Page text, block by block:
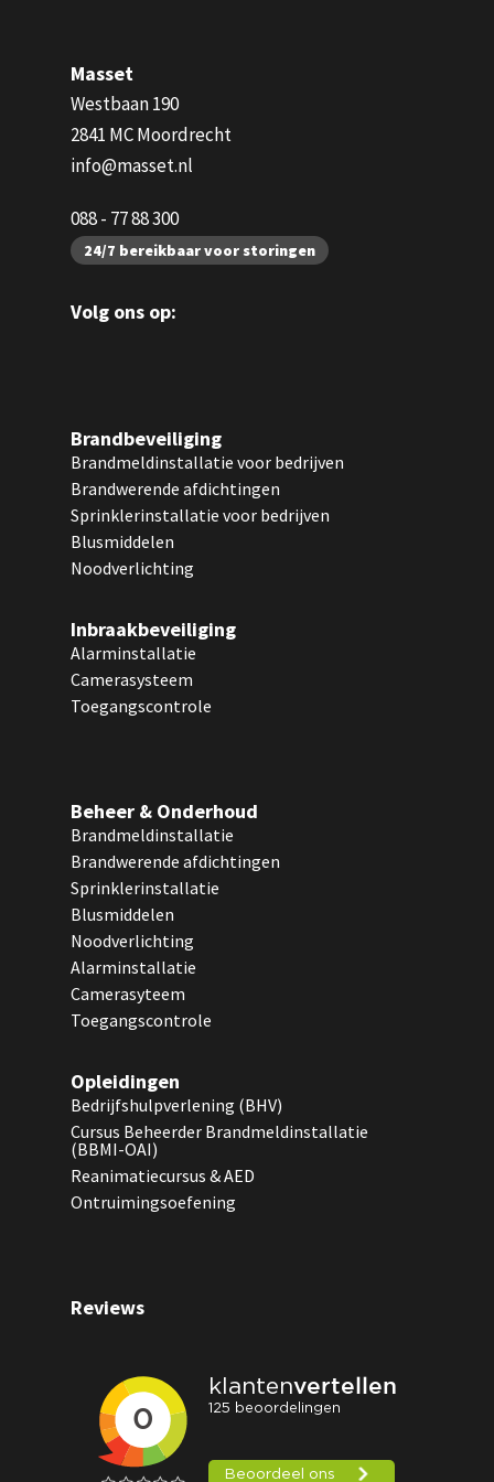
Masset
Westbaan 190
2841 MC Moordrecht
info@masset.nl
088 - 77 88 300
24/7 bereikbaar voor storingen
Volg ons op:
Brandbeveiliging
Brandmeldinstallatie voor bedrijven
Brandwerende afdichtingen
Sprinklerinstallatie voor bedrijven
Blusmiddelen
Noodverlichting
Inbraakbeveiliging
Alarminstallatie
Camerasysteem
Toegangscontrole
Beheer & Onderhoud
Brandmeldinstallatie
Brandwerende afdichtingen
Sprinklerinstallatie
Blusmiddelen
Noodverlichting
Alarminstallatie
Camerasyteem
Toegangscontrole
Opleidingen
Bedrijfshulpverlening (BHV)
Cursus Beheerder Brandmeldinstallatie
(BBMI-OAI)
Reanimatiecursus & AED
Ontruimingsoefening
Reviews